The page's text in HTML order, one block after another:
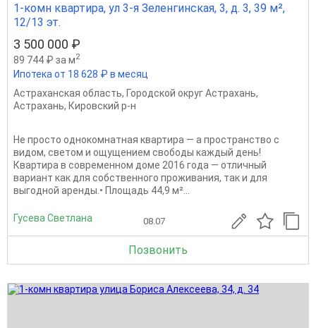
1-комн квартира, ул 3-я Зеленгинская, 3, д. 3, 39 м²,
12/13 эт.
3 500 000 ₽
89 744 ₽ за м2
Ипотека от 18 628 ₽ в месяц
Астраханская область, Городской округ Астрахань,
Астрахань, Кировский р-н
Не просто однокомнатная квартира — а пространство с
видом, светом и ощущением свободы каждый день!
Квартира в современном доме 2016 года — отличный
вариант как для собственного проживания, так и для
выгодной аренды.• Площадь 44,9 м²...
Гусева Светлана 08.07
Позвонить